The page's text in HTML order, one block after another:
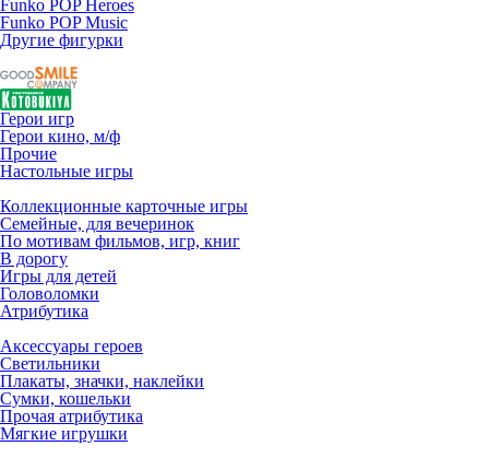
Funko POP Heroes
Funko POP Music
Другие фигурки
Герои игр
Герои кино, м/ф
Прочие
Настольные игры
Коллекционные карточные игры
Семейные, для вечеринок
По мотивам фильмов, игр, книг
В дорогу
Игры для детей
Головоломки
Атрибутика
Аксессуары героев
Светильники
Плакаты, значки, наклейки
Сумки, кошельки
Прочая атрибутика
Мягкие игрушки